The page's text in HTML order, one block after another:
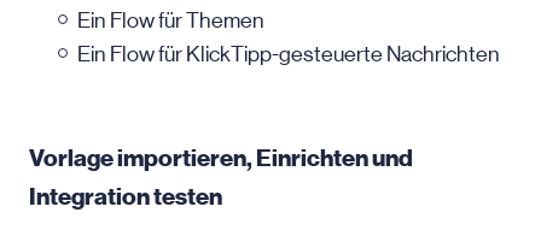
Ein Flow für Themen
Ein Flow für KlickTipp-gesteuerte Nachrichten
Vorlage importieren, Einrichten und
Integration testen